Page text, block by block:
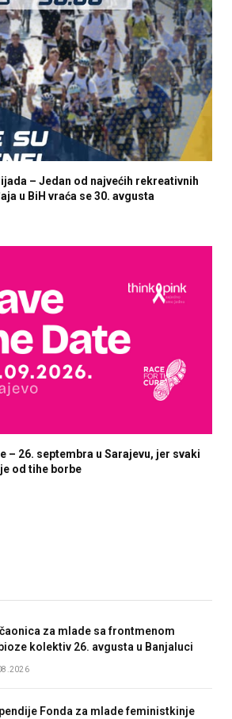
– Jedan od najvećih rekreativnih
u BiH vraća se 30. avgusta
– 26. septembra u Sarajevu, jer svaki
od tihe borbe
za mlade sa frontmenom
kolektiv 26. avgusta u Banjaluci
Fonda za mlade feministkinje